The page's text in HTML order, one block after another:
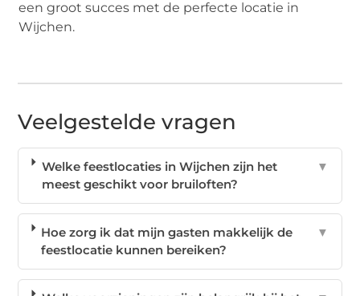
een groot succes met de perfecte locatie in
Wijchen.
Veelgestelde vragen
Welke feestlocaties in Wijchen zijn het
meest geschikt voor bruiloften?
▼
Hoe zorg ik dat mijn gasten makkelijk de
feestlocatie kunnen bereiken?
▼